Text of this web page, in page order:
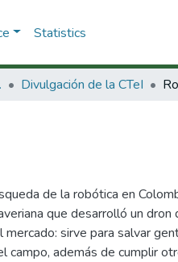
Statistics
CTeI Divulgación de la CTeI
de la robótica en
que desarrolló un
mercado: sirve para salvar
campo, además de cumplir